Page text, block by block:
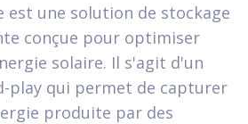
est une solution de stockage
conçue pour optimiser
solaire. Il s'agit d'un
play qui permet de capturer
produite par des